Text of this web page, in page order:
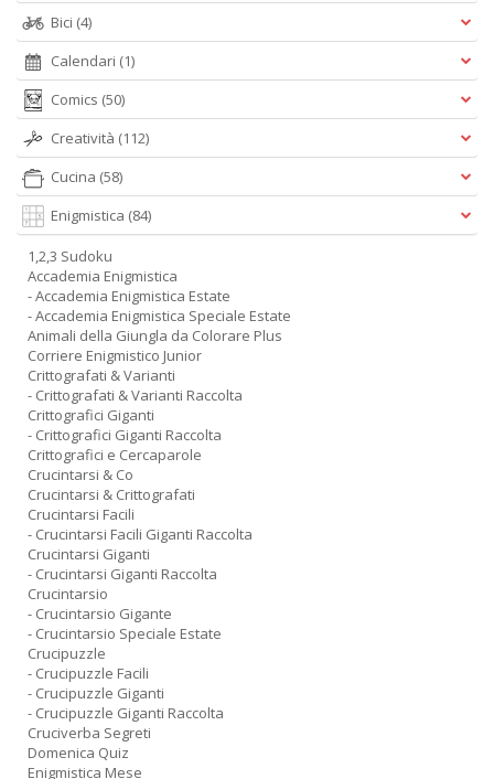
Bici (4)
Calendari (1)
Comics (50)
Creatività (112)
Cucina (58)
Enigmistica (84)
1,2,3 Sudoku
Accademia Enigmistica
- Accademia Enigmistica Estate
- Accademia Enigmistica Speciale Estate
Animali della Giungla da Colorare Plus
Corriere Enigmistico Junior
Crittografati & Varianti
- Crittografati & Varianti Raccolta
Crittografici Giganti
- Crittografici Giganti Raccolta
Crittografici e Cercaparole
Crucintarsi & Co
Crucintarsi & Crittografati
Crucintarsi Facili
- Crucintarsi Facili Giganti Raccolta
Crucintarsi Giganti
- Crucintarsi Giganti Raccolta
Crucintarsio
- Crucintarsio Gigante
- Crucintarsio Speciale Estate
Crucipuzzle
- Crucipuzzle Facili
- Crucipuzzle Giganti
- Crucipuzzle Giganti Raccolta
Cruciverba Segreti
Domenica Quiz
Enigmistica Mese